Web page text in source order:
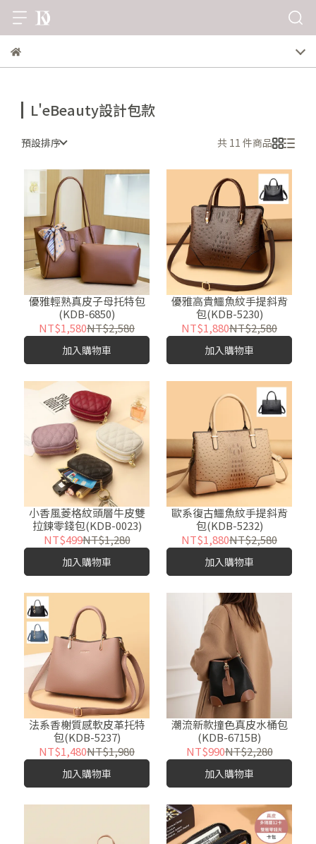
L'eBeauty設計包款
預設排序 共 11 件商品
優雅輕熟真皮子母托特包
(KDB-6850)
NT$1,580NT$2,580
加入購物車
優雅高貴鱷魚紋手提斜背
包(KDB-5230)
NT$1,880NT$2,580
加入購物車
小香風菱格紋頭層牛皮雙
拉鍊零錢包(KDB-0023)
NT$499NT$1,280
加入購物車
歐系復古鱷魚紋手提斜背
包(KDB-5232)
NT$1,880NT$2,580
加入購物車
法系香榭質感軟皮革托特
包(KDB-5237)
NT$1,480NT$1,980
加入購物車
潮流新款撞色真皮水桶包
(KDB-6715B)
NT$990NT$2,280
加入購物車